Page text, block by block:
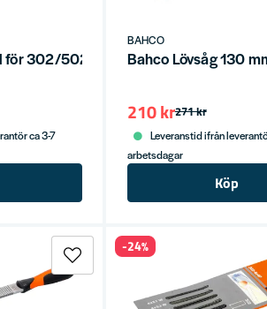
för 302/502 Trä Fin
ca 3-7
BAHCO
Bahco Lövsåg 130
271 kr
210 kr
Leveranstid ifrån
arbetsdagar
Köp
-24%